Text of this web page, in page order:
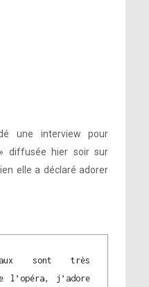
une interview pour
diffusée hier soir sur
elle a déclaré adorer
sont très
l’opéra, j’adore